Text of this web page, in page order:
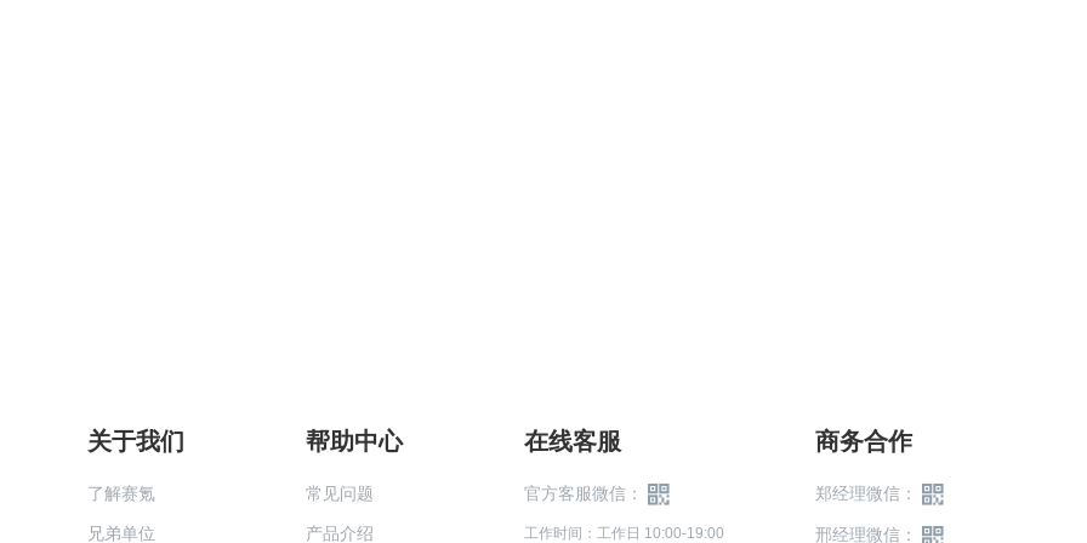
关于我们
了解赛氪
兄弟单位
帮助中心
常见问题
产品介绍
在线客服
官方客服微信：
工作时间：工作日 10:00-19:00
商务合作
郑经理微信：
邢经理微信：